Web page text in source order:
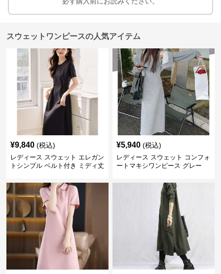
スウェットワンピースの人気アイテム
¥9,840 (税込)
レディース スウェット エレガン
トシンプル ベルト付き ミディ丈
¥5,940 (税込)
レディース スウェット コンフォ
ートマキシワンピース グレー